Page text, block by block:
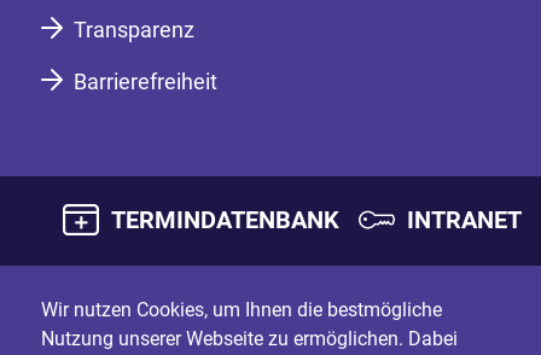
Transparenz
Barrierefreiheit
TERMINDATENBANK INTRANET
Wir nutzen Cookies, um Ihnen die bestmögliche
Nutzung unserer Webseite zu ermöglichen. Dabei